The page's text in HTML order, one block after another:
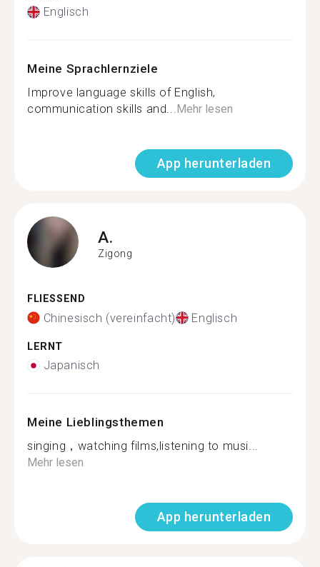
Englisch
Meine Sprachlernziele
Improve language skills of English,
communication skills and...Mehr lesen
App herunterladen
A.
Zigong
FLIESSEND
Chinesisch (vereinfacht) Englisch
LERNT
Japanisch
Meine Lieblingsthemen
singing，watching films,listening to musi...
Mehr lesen
App herunterladen